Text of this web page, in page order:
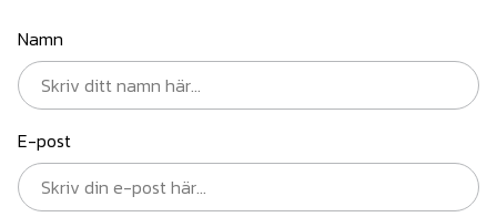
Namn
E-post